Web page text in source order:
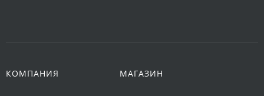
КОМПАНИЯ МАГАЗИН